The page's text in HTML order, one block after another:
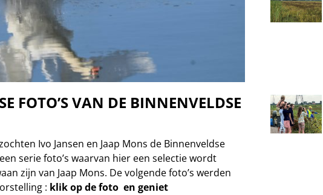
FOTO’S VAN DE BINNENVELDSE
Ivo Jansen en Jaap Mons de Binnenveldse
serie foto’s waarvan hier een selectie wordt
zijn van Jaap Mons. De volgende foto’s werden
: klik op de foto en geniet